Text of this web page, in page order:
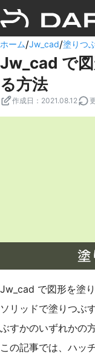
ホーム/Jw_cad/塗りつ
Jw_cad で
る方法
作成日 ： 2021.08.12
Jw_cad で図形を塗
ソリッドで塗りつぶ
ぶすかのいずれかの
この記事では、ハッ